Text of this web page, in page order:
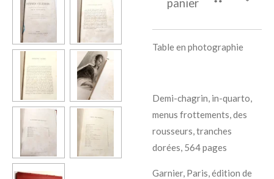
panier
Table en photographie
Demi-chagrin, in-quarto,
menus frottements, des
rousseurs, tranches
dorées, 564 pages
Garnier, Paris, édition de